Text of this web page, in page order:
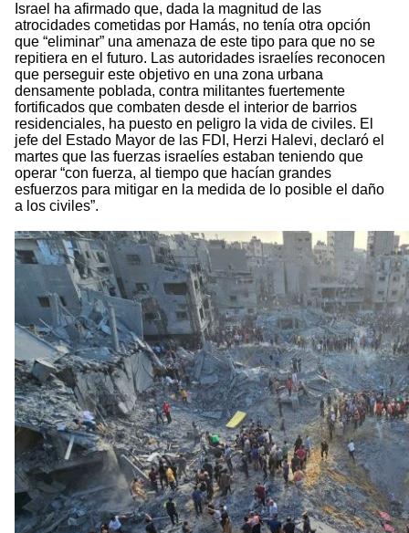
Israel ha afirmado que, dada la magnitud de las
atrocidades cometidas por Hamás, no tenía otra opción
que “eliminar” una amenaza de este tipo para que no se
repitiera en el futuro. Las autoridades israelíes reconocen
que perseguir este objetivo en una zona urbana
densamente poblada, contra militantes fuertemente
fortificados que combaten desde el interior de barrios
residenciales, ha puesto en peligro la vida de civiles. El
jefe del Estado Mayor de las FDI, Herzi Halevi, declaró el
martes que las fuerzas israelíes estaban teniendo que
operar “con fuerza, al tiempo que hacían grandes
esfuerzos para mitigar en la medida de lo posible el daño
a los civiles”.